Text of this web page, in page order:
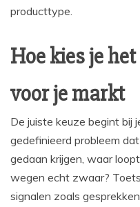
producttype.
Hoe kies je
voor je markt
De juiste keuze begint bij
gedefinieerd probleem
gedaan krijgen, waar
wegen echt zwaar?
signalen zoals